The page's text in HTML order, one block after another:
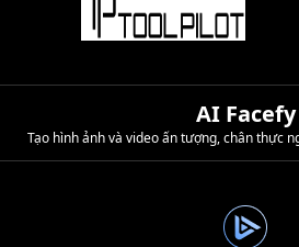
AI Facefy
Tạo hình ảnh và video ấn tượng, chân thực